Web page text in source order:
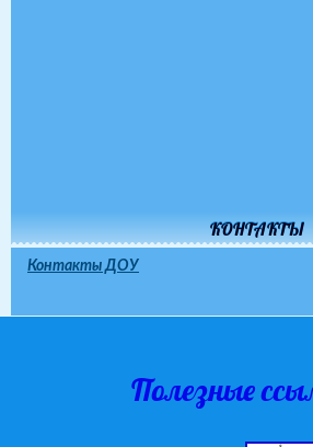
КОНТАКТЫ
Контакты ДОУ
Полезные